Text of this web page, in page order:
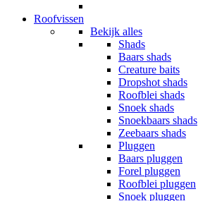
Roofvissen
Bekijk alles
Shads
Baars shads
Creature baits
Dropshot shads
Roofblei shads
Snoek shads
Snoekbaars shads
Zeebaars shads
Pluggen
Baars pluggen
Forel pluggen
Roofblei pluggen
Snoek pluggen